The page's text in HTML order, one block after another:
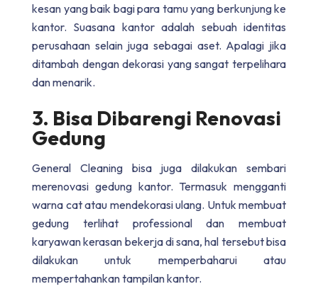
kesan yang baik bagi para tamu yang berkunjung ke
kantor. Suasana kantor adalah sebuah identitas
perusahaan selain juga sebagai aset. Apalagi jika
ditambah dengan dekorasi yang sangat terpelihara
dan menarik.
3. Bisa Dibarengi Renovasi
Gedung
General Cleaning bisa juga dilakukan sembari
merenovasi gedung kantor. Termasuk mengganti
warna cat atau mendekorasi ulang. Untuk membuat
gedung terlihat professional dan membuat
karyawan kerasan bekerja di sana, hal tersebut bisa
dilakukan untuk memperbaharui atau
mempertahankan tampilan kantor.